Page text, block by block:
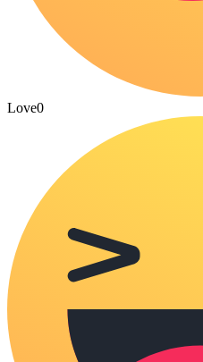
Love0